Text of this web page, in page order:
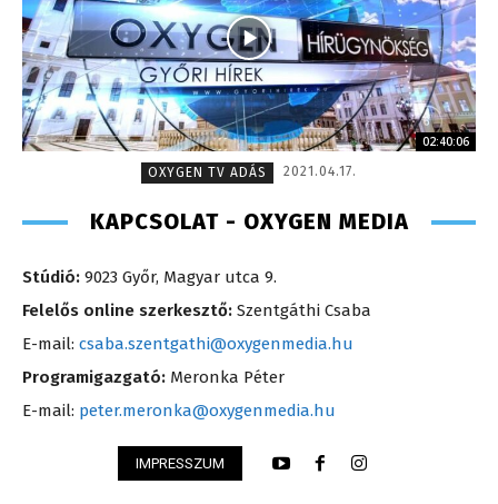
02:40:06
OXYGEN TV ADÁS
2021.04.17.
KAPCSOLAT - OXYGEN MEDIA
Stúdió: 9023 Győr, Magyar utca 9.
Felelős online szerkesztő: Szentgáthi Csaba
E-mail: csaba.szentgathi@oxygenmedia.hu
Programigazgató: Meronka Péter
E-mail: peter.meronka@oxygenmedia.hu
IMPRESSZUM